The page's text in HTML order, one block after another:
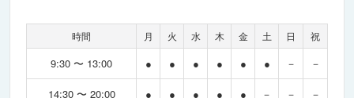
時間 月 火 水 木 金 土 日 祝
9:30 〜 13:00 ● ● ● ● ● ● － －
14:30 〜 20:00 ● ● ● ● ● － － －